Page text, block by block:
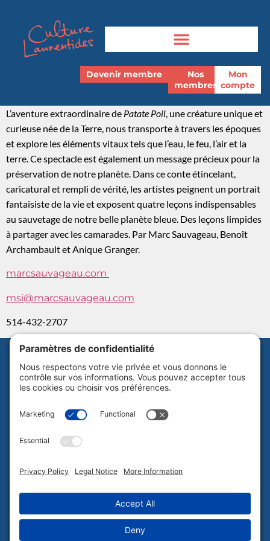
Devenir membre
Nos
membres
Mon
compte
L’aventure extraordinaire de Patate Poil, une créature unique et
curieuse née de la Terre, nous transporte à travers les époques
et explore les éléments vitaux telsque l’eau, le feu, l’air et la
terre. Ce spectacle est également un message précieux pour la
préservation de notre planète. Dans ce conte étincelant,
caricatural et rempli de vérité, les artistes peignent un portrait
fantaisiste de la vie et exposent quatre leçons indispensables
au sauvetage de notre belle planète bleue. Des leçons limpides
à partager avec les camarades. Par Marc Sauvageau, Benoît
Archambault etAniqueGranger.
marcsauvageau.com
msi@marcsauvageau.com
514-432-2707
Abonnez-vous à notre infolettre